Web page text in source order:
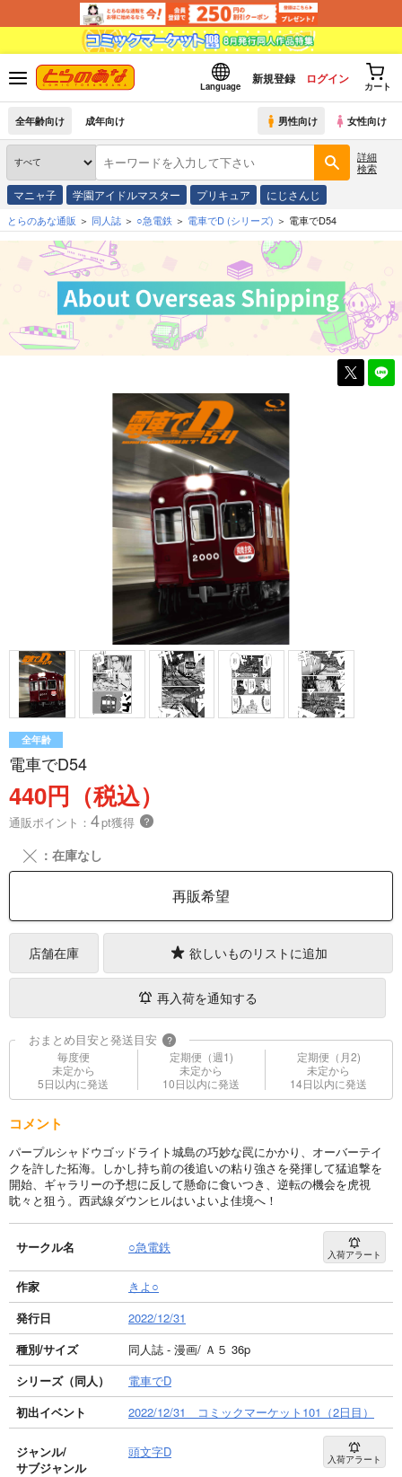
Language
新規登録 ログイン
カート
全年齢向け 成年向け 男性向け 女性向け
詳細
検索
マニャ子 学園アイドルマスター プリキュア にじさんじ
とらのあな通販 同人誌 ○急電鉄 電車でD (シリーズ) 電車でD54
全年齢
電車でD54
440円（税込）
通販ポイント： 4pt獲得 ？
╳ ：在庫なし
再販希望
店舗在庫 欲しいものリストに追加
再入荷を通知する
おまとめ目安と発送目安 ?
毎度便
未定から
5日以内に発送
定期便（週1)
未定から
10日以内に発送
定期便（月2)
未定から
14日以内に発送
コメント
パープルシャドウゴッドライト城島の巧妙な罠にかかり、オーバーテイ
クを許した拓海。しかし持ち前の後追いの粘り強さを発揮して猛追撃を
開始、ギャラリーの予想に反して懸命に食いつき、逆転の機会を虎視
眈々と狙う。西武線ダウンヒルはいよいよ佳境へ！
サークル名 ○急電鉄 入荷アラート
作家
きよ○
発行日
2022/12/31
種別/サイズ
同人誌 - 漫画/ Ａ５ 36p
シリーズ（同人）
電車でD
初出イベント
2022/12/31 コミックマーケット101（2日目）
ジャンル/
サブジャンル
頭文字D 入荷アラート